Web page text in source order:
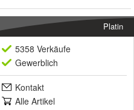
Platin
5358 Verkäufe
Gewerblich
Kontakt
Alle Artikel